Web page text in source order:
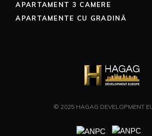
APARTAMENT 3 CAMERE
APARTAMENTE CU GRADINĂ
© 2025 HAGAG DEVELOPMENT